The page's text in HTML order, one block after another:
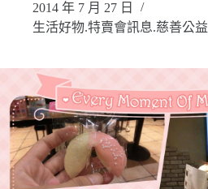
2014 年 7 月 27 日
生活好物.特賣會訊息.慈善公益